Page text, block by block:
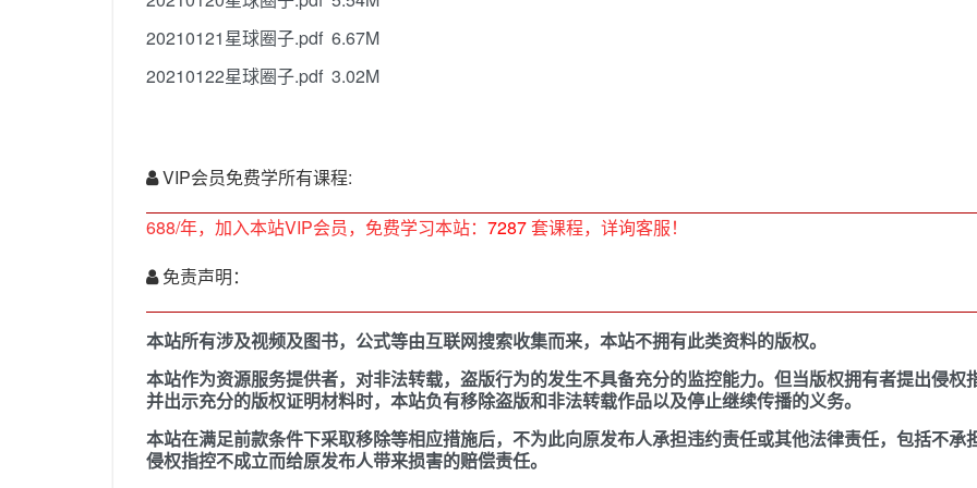
20210121星球圈子.pdf 6.67M
20210122星球圈子.pdf 3.02M
VIP会员免费学所有课程:
688/年，加入本站VIP会员，免费学习本站： 7287套课程，详询客服！
免责声明：
本站所有涉及视频及图书，公式等由互联网搜索收集而来，本站不拥有此类资料的版权。
本站作为资源服务提供者，对非法转载，盗版行为的发生不具备充分的监控能力。但当版权拥有者提出侵权
并出示充分的版权证明材料时，本站负有移除盗版和非法转载作品以及停止继续传播的义务。
本站在满足前款条件下采取移除等相应措施后，不为此向原发布人承担违约责任或其他法律责任，包括不承
侵权指控不成立而给原发布人带来损害的赔偿责任。